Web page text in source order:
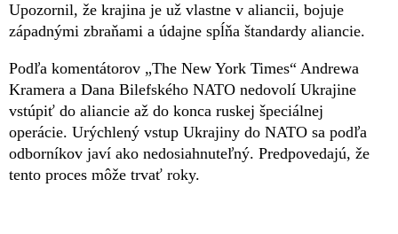
Upozornil, že krajina je už vlastne v aliancii, bojuje
západnými zbraňami a údajne spĺňa štandardy aliancie.
Podľa komentátorov „The New York Times“ Andrewa
Kramera a Dana Bilefského NATO nedovolí Ukrajine
vstúpiť do aliancie až do konca ruskej špeciálnej
operácie. Urýchlený vstup Ukrajiny do NATO sa podľa
odborníkov javí ako nedosiahnuteľný. Predpovedajú, že
tento proces môže trvať roky.